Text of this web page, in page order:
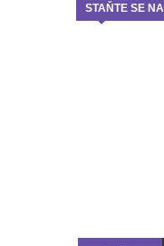
STAŇTE SE